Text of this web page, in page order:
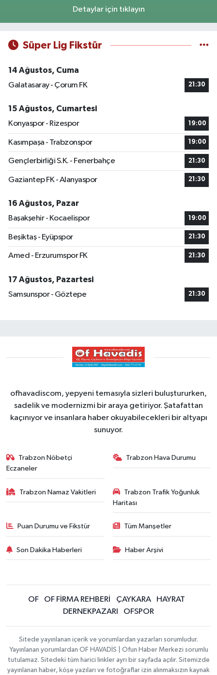
Detaylar için tıklayın
Süper Lig Fikstür
14 Ağustos, Cuma
Galatasaray - Çorum FK
21:30
15 Ağustos, Cumartesi
Konyaspor - Rizespor
19:00
Kasımpaşa - Trabzonspor 19:00
Gençlerbirliği S.K. - Fenerbahçe 21:30
Gaziantep FK - Alanyaspor 21:30
16 Ağustos, Pazar
Başakşehir - Kocaelispor
19:00
Beşiktaş - Eyüpspor 21:30
Amed - Erzurumspor FK 21:30
17 Ağustos, Pazartesi
Samsunspor - Göztepe
21:30
ofhavadiscom, yepyeni temasıyla sizleri buluştururken,
sadelik ve modernizmi bir araya getiriyor. Şatafattan
kaçınıyor ve insanlara haber okuyabilecekleri bir altyapı
sunuyor.
Trabzon Nöbetçi
Eczaneler
Trabzon Hava Durumu
Trabzon Namaz Vakitleri
Trabzon Trafik Yoğunluk
Haritası
Puan Durumu ve Fikstür Tüm Manşetler
Son Dakika Haberleri Haber Arşivi
OF OF FİRMA REHBERİ ÇAYKARA
HAYRAT
DERNEKPAZARI
OFSPOR
Sitede yayınlanan içerik ve yorumlardan yazarları sorumludur.
Yayınlanan yorumlardan OF HAVADİS | Ofun Haber Merkezi sorumlu
tutulamaz. Sitedeki tüm harici linkler ayrı bir sayfada açılır. Sitemizde
yayınlanan haber, köşe yazıları ve fotoğraflar izin alınmaksızın kaynak